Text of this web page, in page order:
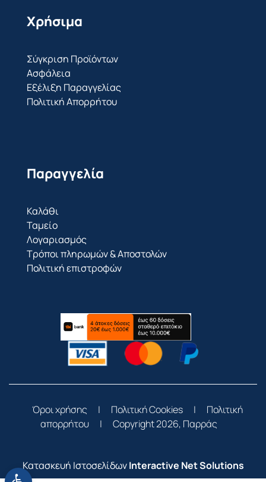
Ανοίξτε τη γραμμή εργαλείων
Χρήσιμα
Σύγκριση Προϊόντων
Ασφάλεια
Εξέλιξη Παραγγελίας
Πολιτική Απορρήτου
Παραγγελία
Καλάθι
Ταμείο
Λογαριασμός
Τρόποι πληρωμών & Αποστολών
Πολιτική επιστροφών
Όροι χρήσης | Πολιτική Cookies |
Πολιτική
απορρήτου
| Copyright 2026, Παρράς
Κατασκευή ΙστοσελίδωνInteractive Net Solutions